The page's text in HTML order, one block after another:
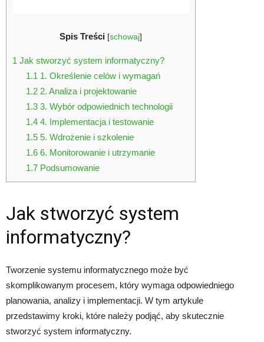
Spis Treści [schowaj]
1 Jak stworzyć system informatyczny?
1.1 1. Określenie celów i wymagań
1.22. Analiza i projektowanie
1.33. Wybór odpowiednich technologii
1.44. Implementacja i testowanie
1.55. Wdrożenie i szkolenie
1.66. Monitorowanie i utrzymanie
1.7Podsumowanie
Jak stworzyć system
informatyczny?
Tworzenie systemu informatycznego może być
skomplikowanym procesem, który wymaga odpowiedniego
planowania, analizy i implementacji. W tym artykule
przedstawimy kroki, które należy podjąć, aby skutecznie
stworzyć system informatyczny.